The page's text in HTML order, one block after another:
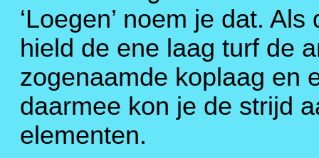
‘Loegen’ noem je dat.
hield de ene laag turf de
zogenaamde koplaag en
daarmee kon je de strijd
elementen.